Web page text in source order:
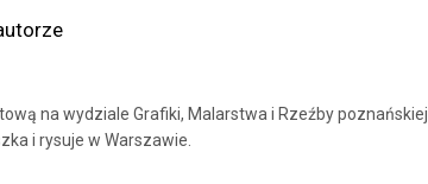
na wydziale Grafiki, Malarstwa i Rzeźby poznańskiej
i rysuje w Warszawie.